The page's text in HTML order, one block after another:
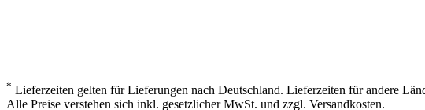
* Lieferzeiten gelten für Lieferungen nach Deutschland. Lieferzeiten für andere
Alle Preise verstehen sich inkl. gesetzlicher MwSt. und zzgl. Versandkosten.